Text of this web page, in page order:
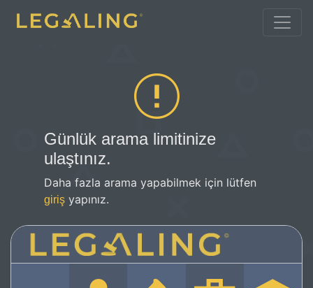
Günlük arama limitinize
ulaştınız.
Daha fazla arama yapabilmek için lütfen
giriş yapınız.